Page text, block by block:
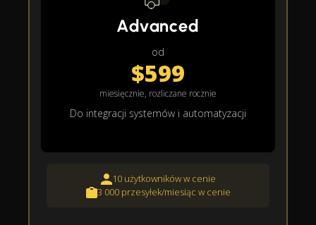
Advanced
od
$599
miesięcznie, rozliczane rocznie
Do integracji systemów i automatyzacji
10 użytkowników w cenie
3 000 przesyłek/miesiąc w cenie